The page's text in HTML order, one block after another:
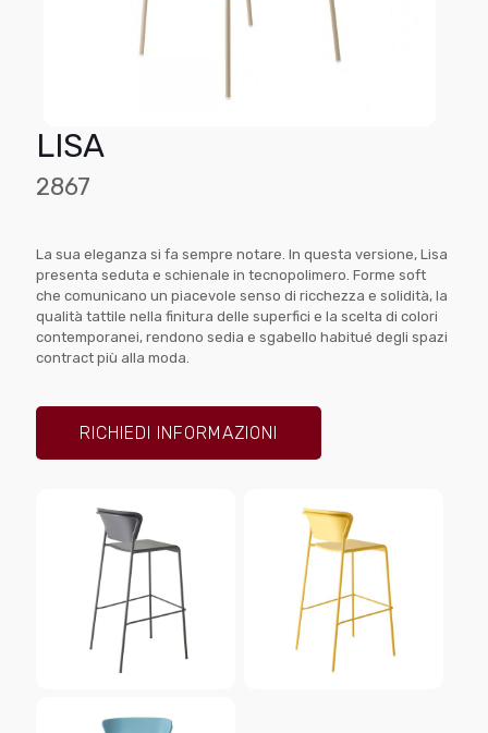
LISA
2867
La sua eleganza si fa sempre notare. In questa versione, Lisa
presenta seduta e schienale in tecnopolimero. Forme soft
che comunicano un piacevole senso di ricchezza e solidità, la
qualità tattile nella finitura delle superfici e la scelta di colori
contemporanei, rendono sedia e sgabello habitué degli spazi
contract più alla moda.
RICHIEDI INFORMAZIONI